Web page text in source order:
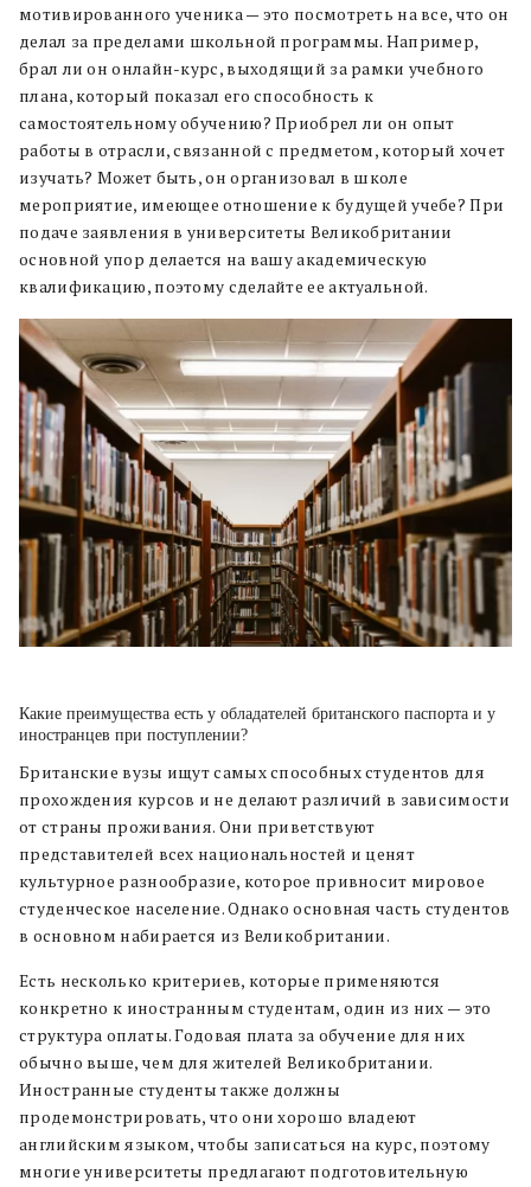
мотивированного ученика — это посмотреть на все, что он
делал за пределами школьной программы. Например,
брал ли он онлайн-курс, выходящий за рамки учебного
плана, который показал его способность к
самостоятельному обучению? Приобрел ли он опыт
работы в отрасли, связанной с предметом, который хочет
изучать? Может быть, он организовал в школе
мероприятие, имеющее отношение к будущей учебе? При
подаче заявления в университеты Великобритании
основной упор делается на вашу академическую
квалификацию, поэтому сделайте ее актуальной.
Какие преимущества есть у обладателей британского паспорта и у
иностранцев при поступлении?
Британские вузы ищут самых способных студентов для
прохождения курсов и не делают различий в зависимости
от страны проживания. Они приветствуют
представителей всех национальностей и ценят
культурное разнообразие, которое привносит мировое
студенческое население. Однако основная часть студентов
в основном набирается из Великобритании.
Есть несколько критериев, которые применяются
конкретно к иностранным студентам, один из них — это
структура оплаты. Годовая плата за обучение для них
обычно выше, чем для жителей Великобритании.
Иностранные студенты также должны
продемонстрировать, что они хорошо владеют
английским языком, чтобы записаться на курс, поэтому
многие университеты предлагают подготовительную